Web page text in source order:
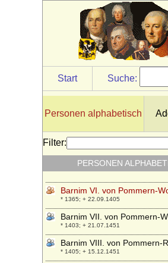
Start Suche:
Personen alphabetisch
Filter:
PERSONEN
Barnim I. von Pommern,
Städtegründer
* 1217; + 13.11.1278
Barnim II. von Pommern
* 1276; + 28.05.1295
Barnim III. von Pommern-
Barnim IV. von Pommern-
* 17.07.1325; + 22.08.1365
Barnim IX. von Pommern-
* 02.12.1501; + 02.11.1573
Barnim V. von Pommern-
* 1369; + 16.05.1402
Barnim VI. von Pommern-
* 1365; + 22.09.1405
Barnim VII. von Pommern-
* 1403; + 21.07.1451
Barnim VIII. von Pommern-
* 1405; + 15.12.1451